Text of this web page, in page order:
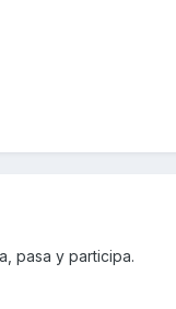
pasa y participa.